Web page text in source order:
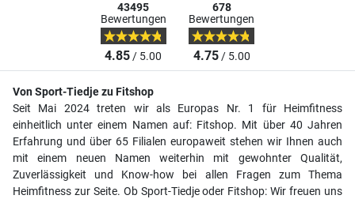
43495
Bewertungen
4.85/ 5.00
678
Bewertungen
4.75/ 5.00
Von Sport-Tiedje zu Fitshop
Seit Mai 2024 treten wir als Europas Nr. 1 für Heimfitness
einheitlich unter einem Namen auf: Fitshop. Mit über 40 Jahren
Erfahrung und über 65 Filialen europaweit stehen wir Ihnen auch
mit einem neuen Namen weiterhin mit gewohnter Qualität,
Zuverlässigkeit und Know-how bei allen Fragen zum Thema
Heimfitness zur Seite. Ob Sport-Tiedje oder Fitshop: Wir freuen uns